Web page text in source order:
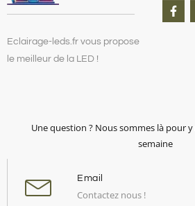
Eclairage-leds.fr vous propose
le meilleur de la LED !
Une question ? Nous sommes là pour
semaine
Email
Contactez nous !